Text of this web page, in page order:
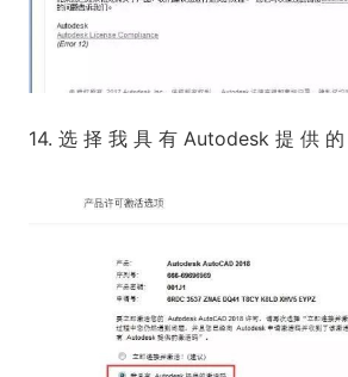
14. 选 择 我 具 有 Autodesk 提 供 的